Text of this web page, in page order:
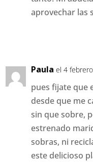
aprovechar las
Paula el 4
pues fijate que
desde que me
sin que sobre,
estrenado
sobras, ni
este delicioso